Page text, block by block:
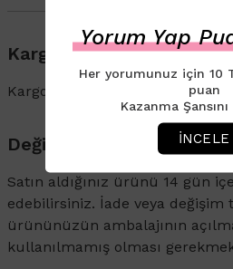
Kargo & Teslimat
Kargo ve İade süreçleriyle ilgili
Değişim & İade
Satın aldığınız ürünü 14 gün
edebilirsiniz. İade veya değişim
ürününüzün ambalajının
kullanılmamış olması
Yorum Yap
Her yorumunuz için 10
puan
Kazanma Şansını
İNCELE